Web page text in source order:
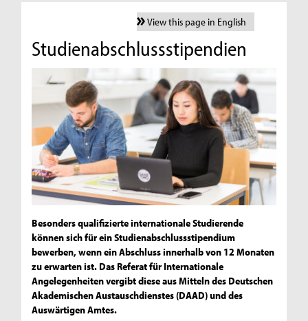
View this page in English
Studienabschlussstipendien
Besonders qualifizierte internationale Studierende
können sich für ein Studienabschlussstipendium
bewerben, wenn ein Abschluss innerhalb von 12 Monaten
zu erwarten ist. Das Referat für Internationale
Angelegenheiten vergibt diese aus Mitteln des Deutschen
Akademischen Austauschdienstes (DAAD) und des
Auswärtigen Amtes.